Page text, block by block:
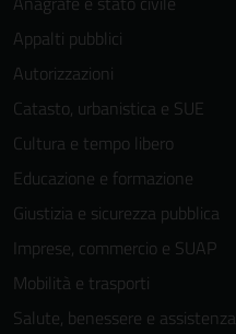
Appalti pubblici
Autorizzazioni
Catasto, urbanistica e SUE
Cultura e tempo libero
Educazione e formazione
Giustizia e sicurezza pubblica
Imprese, commercio e SUAP
Mobilità e trasporti
Salute, benessere e assistenza